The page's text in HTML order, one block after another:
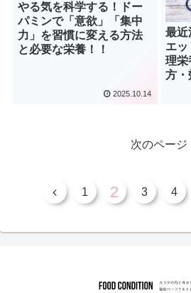
やる気を科学する！ドー
パミンで「意欲」「集中
力」を習慣に変える方法
と必要な栄養！！
2025.10.14
最近
エ
理栄
方・
次のページ
1 2 3 4